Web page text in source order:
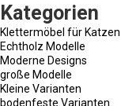
Kategorien
Klettermöbel für Katzen
Echtholz Modelle
Moderne Designs
große Modelle
Kleine Varianten
bodenfeste Varianten